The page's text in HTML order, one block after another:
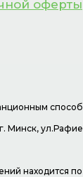
оферты
Минск,
находится